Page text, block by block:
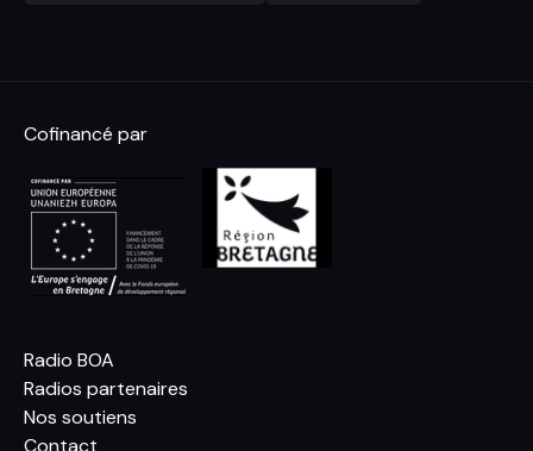
Cofinancé par
Radio BOA
Radios partenaires
Nos soutiens
Contact